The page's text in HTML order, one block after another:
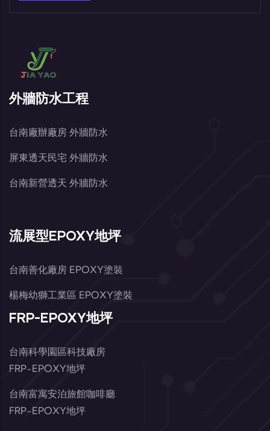
外牆防水工程
台南廠辦廠房 外牆防水
屏東透天民宅 外牆防水
台南新營透天 外牆防水
流展型EPOXY地坪
台南善化廠房 EPOXY塗裝
楊梅幼獅工業區 EPOXY塗裝
FRP-EPOXY地坪
台南科學園區科技廠房
FRP-EPOXY地坪
台南富寓安泊旅館咖啡廳
FRP-EPOXY地坪